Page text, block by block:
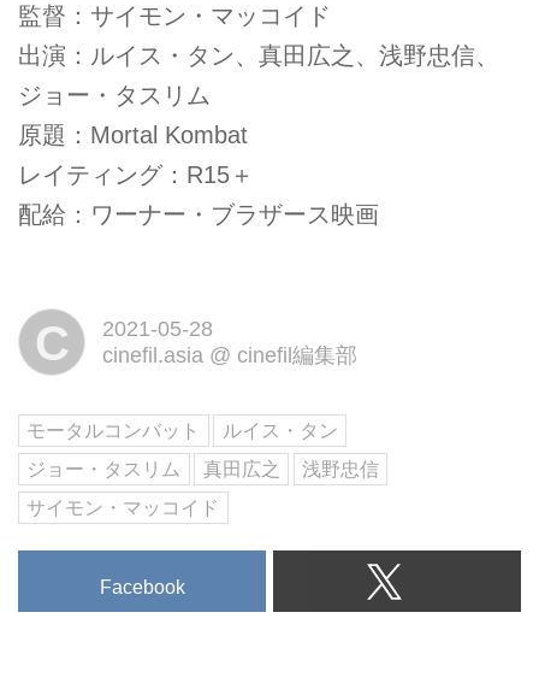
監督：サイモン・マッコイド
出演：ルイス・タン、真田広之、浅野忠信、
ジョー・タスリム
原題：Mortal Kombat
レイティング：R15＋
配給：ワーナー・ブラザース映画
C
2021-05-28
cinefil.asia @ cinefil編集部
モータルコンバット
ルイス・タン
ジョー・タスリム
真田広之
浅野忠信
サイモン・マッコイド
Facebook